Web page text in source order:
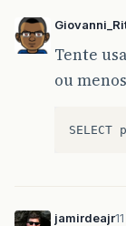
Tente
ou
SELECT p
jamirdeajr